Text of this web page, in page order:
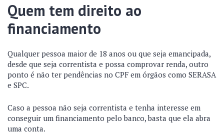
Quem tem direito ao
financiamento
Qualquer pessoa maior de 18 anos ou que seja emancipada,
desde que seja correntista e possa comprovar renda, outro
ponto é não ter pendências no CPF em órgãos como SERASA
e SPC.
Caso a pessoa não seja correntista e tenha interesse em
conseguir um financiamento pelo banco, basta que ela abra
uma conta.